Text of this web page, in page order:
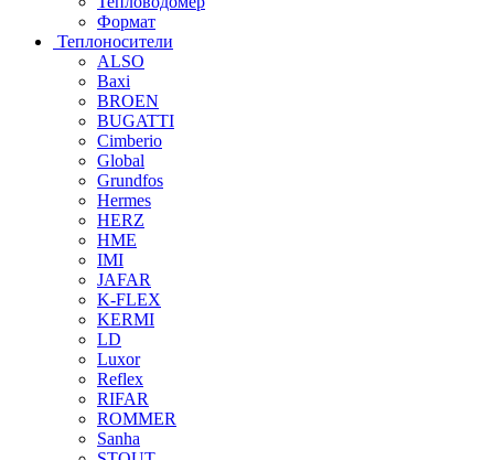
Формат
Теплоносители
ALSO
Baxi
BROEN
BUGATTI
Cimberio
Global
Grundfos
Hermes
HERZ
HME
IMI
JAFAR
K-FLEX
KERMI
LD
Luxor
Reflex
RIFAR
ROMMER
Sanha